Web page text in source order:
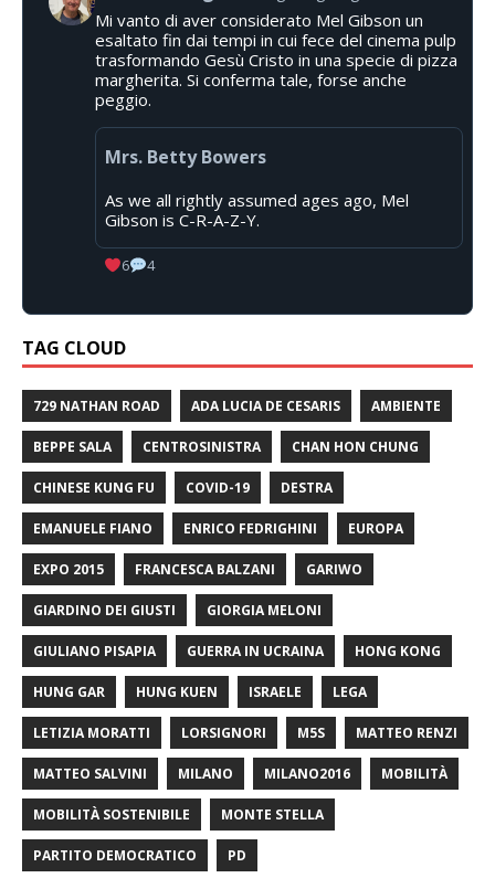
Mi vanto di aver considerato Mel Gibson un
esaltato fin dai tempi in cui fece del cinema pulp
trasformando Gesù Cristo in una specie di pizza
margherita. Si conferma tale, forse anche
peggio.
Mrs. Betty Bowers
As we all rightly assumed ages ago, Mel
Gibson is C-R-A-Z-Y.
6 4
TAG CLOUD
729 NATHAN ROAD ADA LUCIA DE CESARIS AMBIENTE
BEPPE SALA CENTROSINISTRA CHAN HON CHUNG
CHINESE KUNG FU COVID-19 DESTRA
EMANUELE FIANO ENRICO FEDRIGHINI EUROPA
EXPO 2015 FRANCESCA BALZANI GARIWO
GIARDINO DEI GIUSTI GIORGIA MELONI
GIULIANO PISAPIA GUERRA IN UCRAINA HONG KONG
HUNG GAR HUNG KUEN ISRAELE LEGA
LETIZIA MORATTI LORSIGNORI M5S MATTEO RENZI
MATTEO SALVINI MILANO MILANO2016 MOBILITÀ
MOBILITÀ SOSTENIBILE MONTE STELLA
PARTITO DEMOCRATICO PD